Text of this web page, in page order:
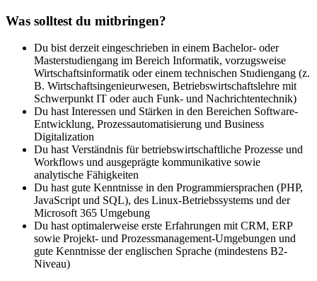
Was solltest du mitbringen?
Du bist derzeit eingeschrieben in einem Bachelor- oder
Masterstudiengang im Bereich Informatik, vorzugsweise
Wirtschaftsinformatik oder einem technischen Studiengang (z.
B. Wirtschaftsingenieurwesen, Betriebswirtschaftslehre mit
Schwerpunkt IT oder auch Funk- und Nachrichtentechnik)
Du hast Interessen und Stärken in den Bereichen Software-
Entwicklung, Prozessautomatisierung und Business
Digitalization
Du hast Verständnis für betriebswirtschaftliche Prozesse und
Workflows und ausgeprägte kommunikative sowie
analytische Fähigkeiten
Du hast gute Kenntnisse in den Programmiersprachen (PHP,
JavaScript und SQL), des Linux-Betriebssystems und der
Microsoft 365 Umgebung
Du hast optimalerweise erste Erfahrungen mit CRM, ERP
sowie Projekt- und Prozessmanagement-Umgebungen und
gute Kenntnisse der englischen Sprache (mindestens B2-
Niveau)